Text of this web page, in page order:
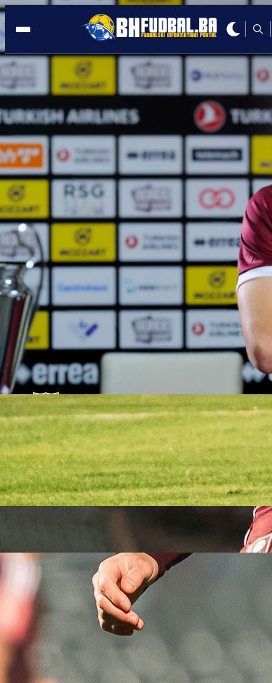
ŠPANIJA
21:31, 28.02.2026
Stigao je taj trenutak: Guliashvili
postigao prvijenac u dresu Racinga!
Autor:
Redakcija
21:31, 28.02.2026